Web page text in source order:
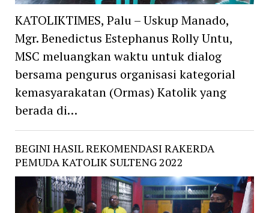
KATOLIKTIMES, Palu – Uskup Manado,
Mgr. Benedictus Estephanus Rolly Untu,
MSC meluangkan waktu untuk dialog
bersama pengurus organisasi kategorial
kemasyarakatan (Ormas) Katolik yang
berada di…
BEGINI HASIL REKOMENDASI RAKERDA
PEMUDA KATOLIK SULTENG 2022